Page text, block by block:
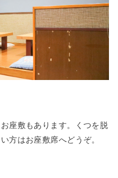
座敷もあります。くつを脱
方はお座敷席へどうぞ。